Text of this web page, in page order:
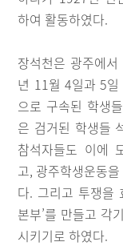
하여 활동하였다.
장석천은 광주에
년 11월 4일과 5일
으로 구속된 학생
은 검거된 학생들
참석자들도 이에
고, 광주학생운동
다. 그리고 투쟁을
본부’를 만들고 각
시키기로 하였다.